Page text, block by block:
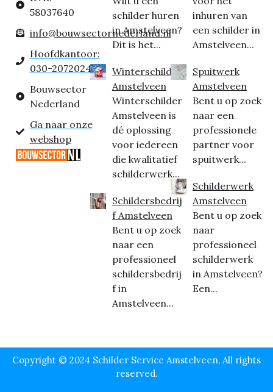
58037640
info@bouwsectornederland.nl
Hoofdkantoor:
030-2072024
Bouwsector
Nederland
Ga naar onze
webshop
schilder huren
in Amstelveen?
Dit is het...
Winterschilder
Amstelveen
Winterschilder
Amstelveen is
dé oplossing
voor iedereen
die kwalitatief
schilderwerk...
Schildersbedrij
f Amstelveen
Bent u op zoek
naar een
professioneel
schildersbedrij
f in
Amstelveen...
inhuren van
een schilder in
Amstelveen...
Spuitwerk
Amstelveen
Bent u op zoek
naar een
professionele
partner voor
spuitwerk...
Schilderwerk
Amstelveen
Bent u op zoek
naar
professioneel
schilderwerk
in Amstelveen?
Een...
Copyright © 2024 Schilder Service Amstelveen, All rights
reserved.